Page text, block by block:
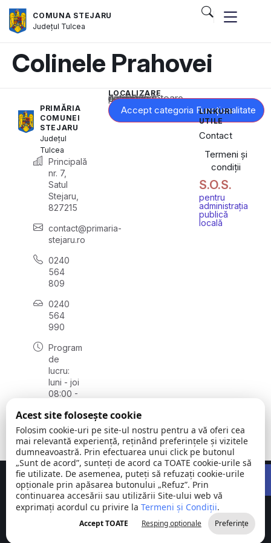
COMUNA STEJARU
Județul Tulcea
Colinele Prahovei
PRIMĂRIA
COMUNEI
STEJARU
Județul
Tulcea
Principală
nr. 7,
Satul
Stejaru,
827215
contact@primaria-
stejaru.ro
0240
564
809
0240
564
990
Program
de
lucru:
luni - joi
08:00 -
vineri
08:00 -
14:00
LOCALIZARE
Acest conținut este blocat până când acceptați categoria corespunzătoare de cookie-uri.
Accept categoria Funcționalitate
LINKURI
UTILE
Contact
Termeni și
condiții
S.O.S.
pentru
administrația
publică
locală
Comuna
Stejaru |
județul Tulcea
©
2026
Toate
drepturile
rezervate
Concept realizat deBig Media Relații Publice SRL
Acest site folosește cookie
Folosim cookie-uri pe site-ul nostru pentru a vă oferi cea
mai relevantă experiență, reținând preferințele și vizitele
dumneavoastră. Prin efectuarea unui click pe butonul
„Sunt de acord”, sunteți de acord ca TOATE cookie-urile să
fie utilizate. De asemenea, puteți să refuzați cookie-urile
opționale prin apăsarea butonului „Refuz”. Prin
continuarea accesării sau utilizării Site-ului web vă
exprimați acordul cu privire la Termeni și Condiții.
Accept TOATE Resping opționale Preferințe